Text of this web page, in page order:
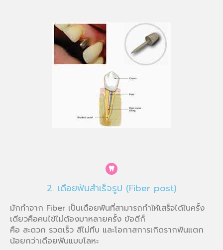
2. เดือยฟันสำเร็จรูป (Fiber post)
มักทำจาก Fiber เป็นเดือยฟันที่สามารถทำให้เสร็จได้ในครั้ง
เดียวคือคนไข้ไม่ต้องมาหลายครั้ง ข้อดีก็
คือ สะดวก รวดเร็ว สีไม่ทึบ และโอกาสการเกิดรากฟันแตก
น้อยกว่าเดือยฟันแบบโลหะ